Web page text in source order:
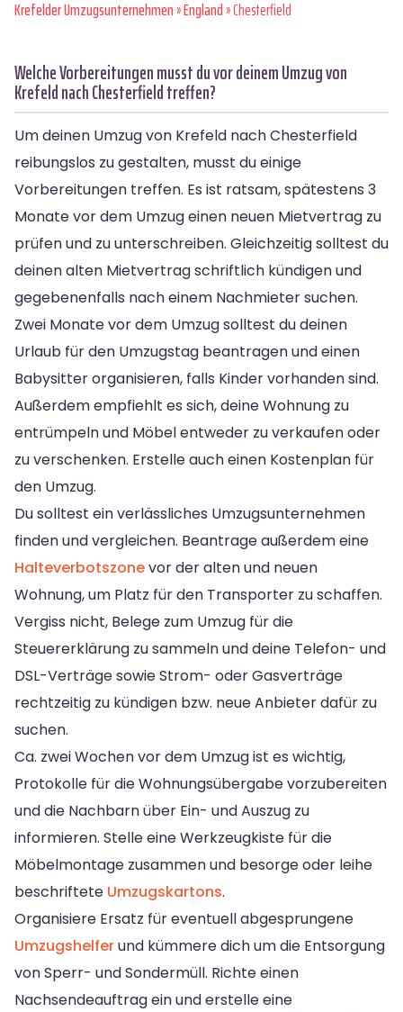
Krefelder Umzugsunternehmen»England» Chesterfield
Welche Vorbereitungen musst du vor deinem Umzug von
Krefeld nach Chesterfield treffen?
Um deinen Umzug von Krefeld nach Chesterfield
reibungslos zu gestalten, musst du einige
Vorbereitungen treffen. Es ist ratsam, spätestens 3
Monate vor dem Umzug einen neuen Mietvertrag zu
prüfen und zu unterschreiben. Gleichzeitig solltest du
deinen alten Mietvertrag schriftlich kündigen und
gegebenenfalls nach einem Nachmieter suchen.
Zwei Monate vor dem Umzug solltest du deinen
Urlaub für den Umzugstag beantragen und einen
Babysitter organisieren, falls Kinder vorhanden sind.
Außerdem empfiehlt es sich, deine Wohnung zu
entrümpeln und Möbel entweder zu verkaufen oder
zu verschenken. Erstelle auch einen Kostenplan für
den Umzug.
Du solltest ein verlässliches Umzugsunternehmen
finden und vergleichen. Beantrage außerdem eine
Halteverbotszonevor der alten und neuen
Wohnung, um Platz für den Transporter zu schaffen.
Vergiss nicht, Belege zum Umzug für die
Steuererklärung zu sammeln und deine Telefon- und
DSL-Verträge sowie Strom- oder Gasverträge
rechtzeitig zu kündigen bzw. neue Anbieter dafür zu
suchen.
Ca. zwei Wochen vor dem Umzug ist es wichtig,
Protokolle für die Wohnungsübergabe vorzubereiten
und die Nachbarn über Ein- und Auszug zu
informieren. Stelle eine Werkzeugkiste für die
Möbelmontage zusammen und besorge oder leihe
beschriftete Umzugskartons.
Organisiere Ersatz für eventuell abgesprungene
Umzugshelferund kümmere dich um die Entsorgung
von Sperr- und Sondermüll. Richte einen
Nachsendeauftrag ein und erstelle eine